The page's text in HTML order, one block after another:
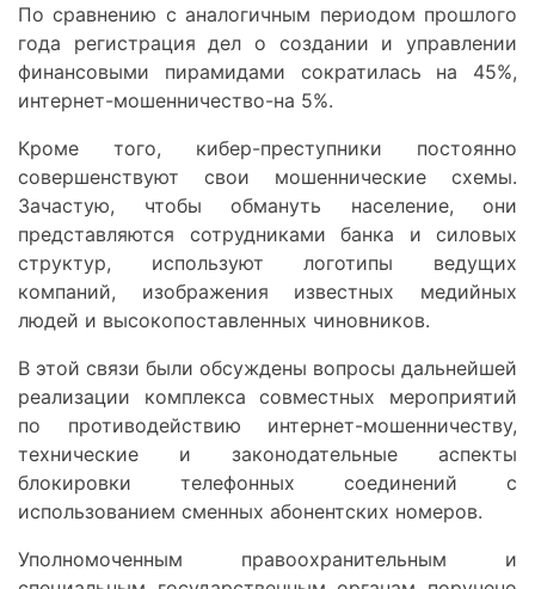
По сравнению с аналогичным периодом прошлого
года регистрация дел о создании и управлении
финансовыми пирамидами сократилась на 45%,
интернет-мошенничество-на 5%.
Кроме того, кибер-преступники постоянно
совершенствуют свои мошеннические схемы.
Зачастую, чтобы обмануть население, они
представляются сотрудниками банка и силовых
структур, используют логотипы ведущих
компаний, изображения известных медийных
людей и высокопоставленных чиновников.
В этой связи были обсуждены вопросы дальнейшей
реализации комплекса совместных мероприятий
по противодействию интернет-мошенничеству,
технические и законодательные аспекты
блокировки телефонных соединений с
использованием сменных абонентских номеров.
Уполномоченным правоохранительным и